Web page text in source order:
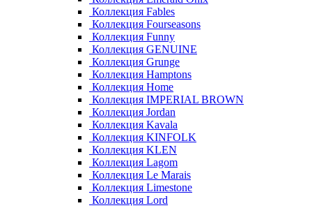
Коллекция Fables
Коллекция Fourseasons
Коллекция Funny
Коллекция GENUINE
Коллекция Grunge
Коллекция Hamptons
Коллекция Home
Коллекция IMPERIAL BROWN
Коллекция Jordan
Коллекция Kavala
Коллекция KINFOLK
Коллекция KLEN
Коллекция Lagom
Коллекция Le Marais
Коллекция Limestone
Коллекция Lord